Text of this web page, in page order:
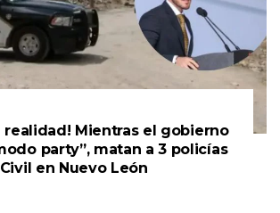
realidad! Mientras el gobierno
party”, matan a 3 policías
en Nuevo León